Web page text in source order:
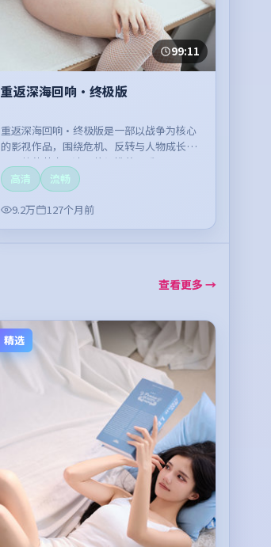
99:11
重返深海回响·终极版
重返深海回响·终极版是一部以战争为核心
的影视作品，围绕危机、反转与人物成长展
开，整体节奏紧凑，值得推荐观看。
高清
流畅
9.2万 127个月前
查看更多 →
精选